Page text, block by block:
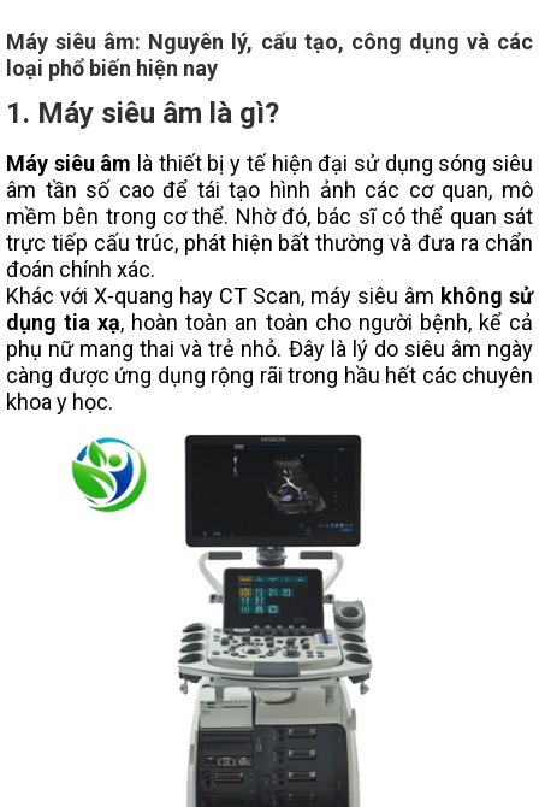
Máy siêu âm: Nguyên lý, cấu tạo, công dụng và các
loại phổ biến hiện nay
1. Máy siêu âm là gì?
Máy siêu âm là thiết bị y tế hiện đại sử dụng sóng siêu
âm tần số cao để tái tạo hình ảnh các cơ quan, mô
mềm bên trong cơ thể. Nhờ đó, bác sĩ có thể quan sát
trực tiếp cấu trúc, phát hiện bất thường và đưa ra chẩn
đoán chính xác.
Khác với X-quang hay CT Scan, máy siêu âm không sử
dụng tia xạ, hoàn toàn an toàn cho người bệnh, kể cả
phụ nữ mang thai và trẻ nhỏ. Đây là lý do siêu âm ngày
càng được ứng dụng rộng rãi trong hầu hết các chuyên
khoa y học.